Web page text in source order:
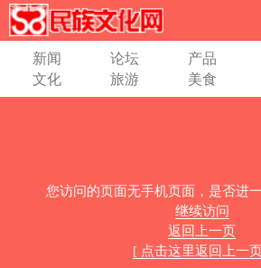
新闻 论坛 产品
文化
旅游 美食
您访问的页面无手机页面，是否进
继续访问
返回上一页
[ 点击这里返回上一